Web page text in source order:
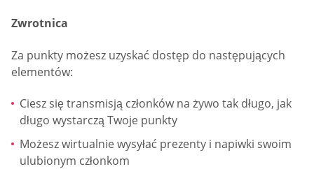
Zwrotnica
Za punkty możesz uzyskać dostęp do następujących
elementów:
Ciesz się transmisją członków na żywo tak długo, jak
długo wystarczą Twoje punkty
Możesz wirtualnie wysyłać prezenty i napiwki swoim
ulubionym członkom